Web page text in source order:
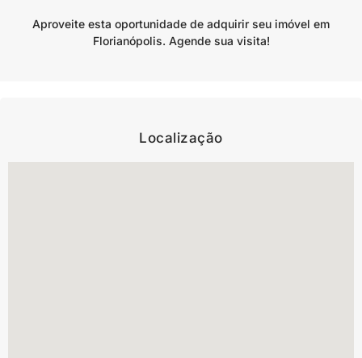
Aproveite esta oportunidade de adquirir seu imóvel em
Florianópolis. Agende sua visita!
Localização